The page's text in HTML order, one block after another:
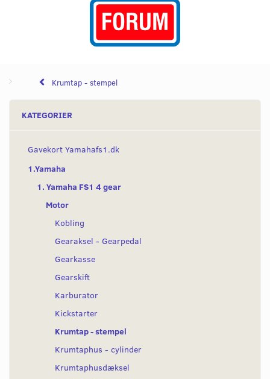
Krumtap - stempel
KATEGORIER
Gavekort Yamahafs1.dk
1.Yamaha
1. Yamaha FS1 4 gear
Motor
Kobling
Gearaksel - Gearpedal
Gearkasse
Gearskift
Karburator
Kickstarter
Krumtap - stempel
Krumtaphus - cylinder
Krumtaphusdæksel